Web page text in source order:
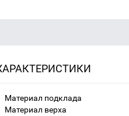
Материал подклада
Материал верха